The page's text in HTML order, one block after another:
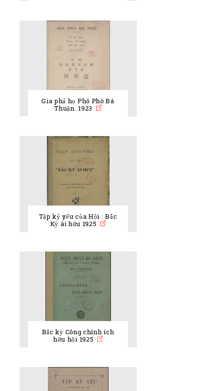
Gia phả họ Phó Phó Bá
Thuận. 1923
Tập kỷ yếu của Hội : Bắc
Kỳ ái hữu 1925
Bắc kỳ Công chính ích
hữu hội 1925